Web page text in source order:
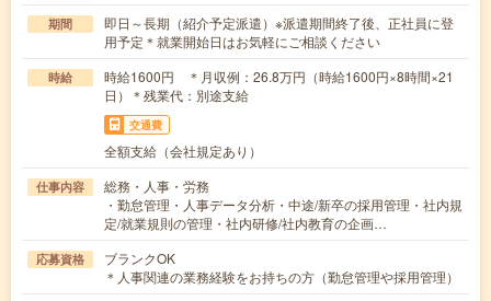
期間
即日～長期（紹介予定派遣）※派遣期間終了後、正社員に登
用予定＊就業開始日はお気軽にご相談ください
時給
時給1600円 ＊月収例：26.8万円（時給1600円×8時間×21
日）＊残業代：別途支給
交通費
全額支給（会社規定あり）
仕事内容
総務・人事・労務
・勤怠管理・人事データ分析・中途/新卒の採用管理・社内規
定/就業規則の管理・社内研修/社内教育の企画…
応募資格
ブランクOK
＊人事関連の業務経験をお持ちの方（勤怠管理や採用管理）